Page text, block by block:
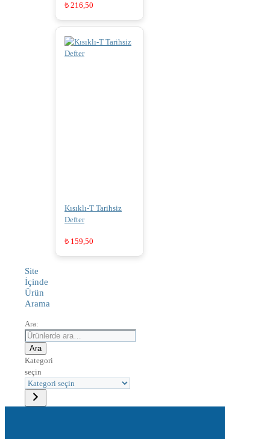
₺ 216,50
Kısıklı-T Tarihsiz
Defter
₺ 159,50
Site
İçinde
Ürün
Arama
Ara:
Ara
Kategori
seçin